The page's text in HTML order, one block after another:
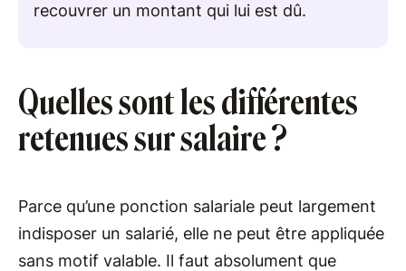
recouvrer un montant qui lui est dû.
Quelles sont les différentes
retenues sur salaire ?
Parce qu’une ponction salariale peut largement
indisposer un salarié, elle ne peut être appliquée
sans motif valable. Il faut absolument que